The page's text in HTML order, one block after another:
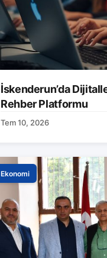
İskenderun’da
Rehber Platformu
Tem 10, 2026
Ekonomi